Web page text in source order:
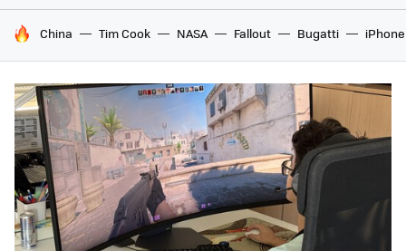
HOY SE HABLA DE
China Tim Cook NASA Fallout Bugatti iPhone